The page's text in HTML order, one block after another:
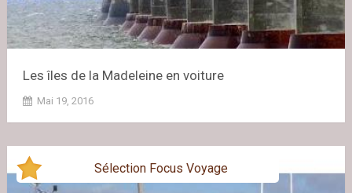
Les îles de la Madeleine en voiture
Mai 19, 2016
Sélection Focus Voyage